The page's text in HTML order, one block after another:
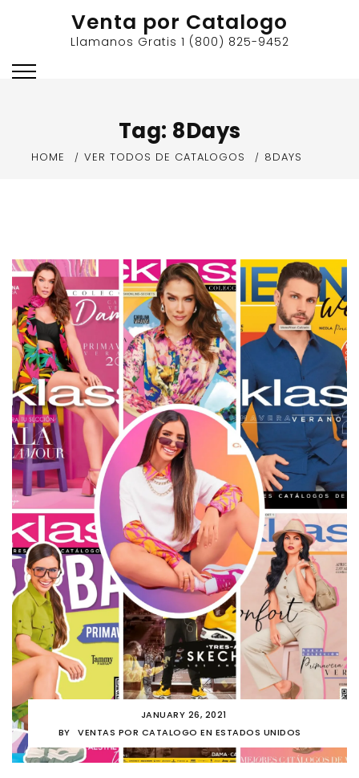
Venta por Catalogo
Llamanos Gratis 1 (800) 825-9452
Tag: 8Days
HOME VER TODOS DE CATALOGOS 8DAYS
JANUARY 26, 2021
BY
VENTAS POR CATALOGO EN ESTADOS UNIDOS